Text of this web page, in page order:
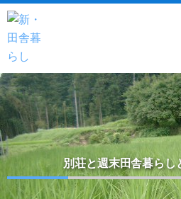
内
容
を
ス
キ
ッ
プ
別荘と週末田舎暮らし